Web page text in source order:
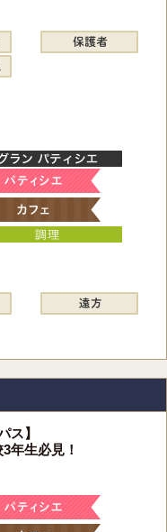
ス】
年生必見！